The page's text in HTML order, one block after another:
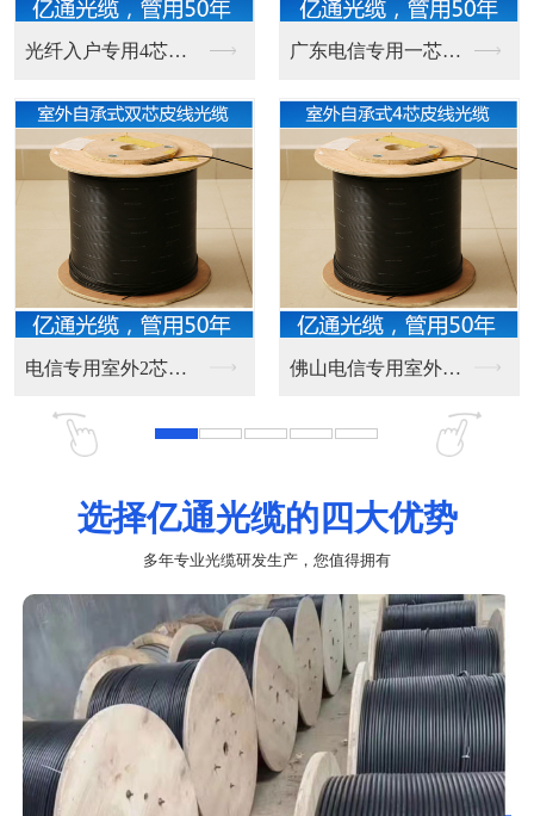
光纤入户专用4芯室内... 广东电信专用一芯室外...
电信专用室外2芯皮线... 佛山电信专用室外自承...
选择亿通光缆的四大优势
多年专业光缆研发生产，您值得拥有